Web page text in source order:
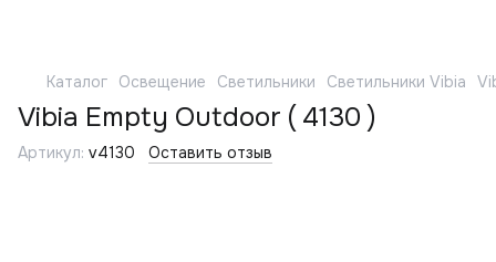
Каталог Освещение Светильники Светильники Vibia
Vibia Empty Outdoor ( 4130 )
Артикул: v4130 Оставить отзыв